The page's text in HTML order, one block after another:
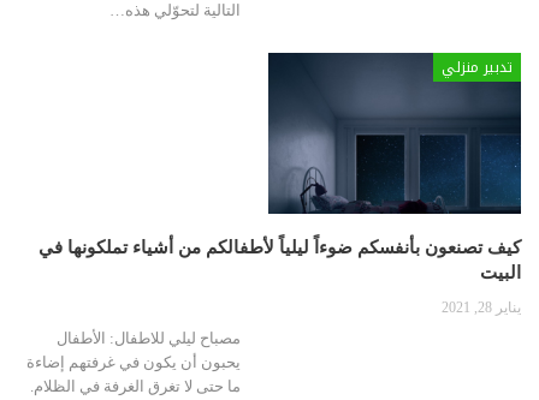
التالية لتحوّلي هذه…
تدبير منزلي
كيف تصنعون بأنفسكم ضوءاً ليلياً لأطفالكم من أشياء تملكونها في
البيت
يناير 28, 2021
مصباح ليلي للاطفال: الأطفال
يحبون أن يكون في غرفتهم إضاءة
ما حتى لا تغرق الغرفة في الظلام.